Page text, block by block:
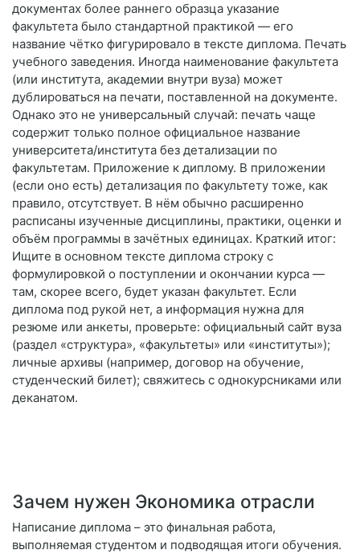
документах более раннего образца указание
факультета было стандартной практикой — его
название чётко фигурировало в тексте диплома. Печать
учебного заведения. Иногда наименование факультета
(или института, академии внутри вуза) может
дублироваться на печати, поставленной на документе.
Однако это не универсальный случай: печать чаще
содержит только полное официальное название
университета/института без детализации по
факультетам. Приложение к диплому. В приложении
(если оно есть) детализация по факультету тоже, как
правило, отсутствует. В нём обычно расширенно
расписаны изученные дисциплины, практики, оценки и
объём программы в зачётных единицах. Краткий итог:
Ищите в основном тексте диплома строку с
формулировкой о поступлении и окончании курса —
там, скорее всего, будет указан факультет. Если
диплома под рукой нет, а информация нужна для
резюме или анкеты, проверьте: официальный сайт вуза
(раздел «структура», «факультеты» или «институты»);
личные архивы (например, договор на обучение,
студенческий билет); свяжитесь с однокурсниками или
деканатом.
Зачем нужен Экономика отрасли
Написание диплома – это финальная работа,
выполняемая студентом и подводящая итоги обучения.